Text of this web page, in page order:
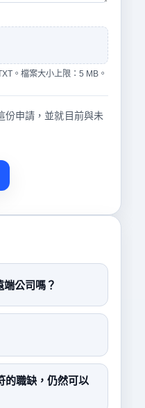
。檔案大小上限：5 MB。
份申請，並就目前與未
公司嗎？
的職缺，仍然可以